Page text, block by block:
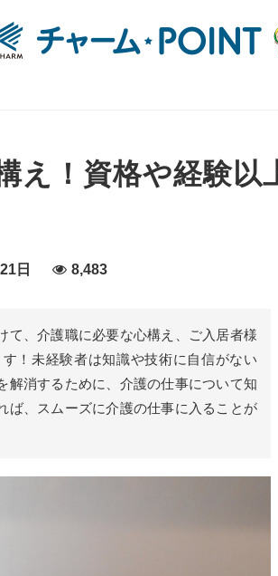
え！資格や経験
日 8,483
て、介護職に必要な心構え、ご入居者様
！未経験者は知識や技術に自信がない
解消するために、介護の仕事について知
ば、スムーズに介護の仕事に入ることが